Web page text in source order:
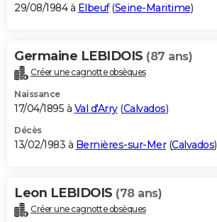
29/08/1984 à Elbeuf(Seine-Maritime)
Germaine LEBIDOIS (87 ans)
Créer une cagnotte obsèques
Naissance
17/04/1895 à Val d'Arry(Calvados)
Décès
13/02/1983 à Bernières-sur-Mer(Calvados)
Leon LEBIDOIS (78 ans)
Créer une cagnotte obsèques